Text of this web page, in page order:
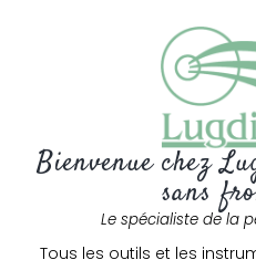
Bienvenue chez
sans
Le spécialiste de la
Tous les outils et les